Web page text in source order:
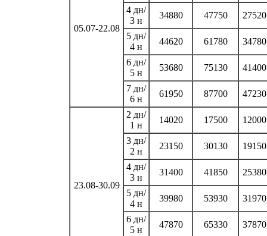
05.07-22.08
4 дн/
3 н
34880 47750 27520
5 дн/
4 н
44620 61780 34780
6 дн/
5 н
53680 75130 41400
7 дн/
6 н
61950 87700 47230
23.08-30.09
2 дн/
1 н
14020 17500 12000
3 дн/
2 н
23150 30130 19150
4 дн/
3 н
31400 41850 25380
5 дн/
4 н
39980 53930 31970
6 дн/
5 н
47870 65330 37870